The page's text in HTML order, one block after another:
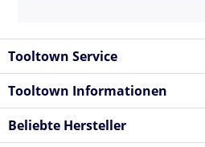
Tooltown Service
Tooltown Informationen
Beliebte Hersteller